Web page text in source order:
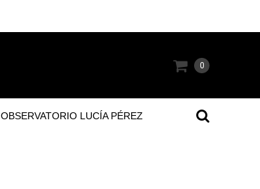
0
OBSERVATORIO LUCÍA PÉREZ